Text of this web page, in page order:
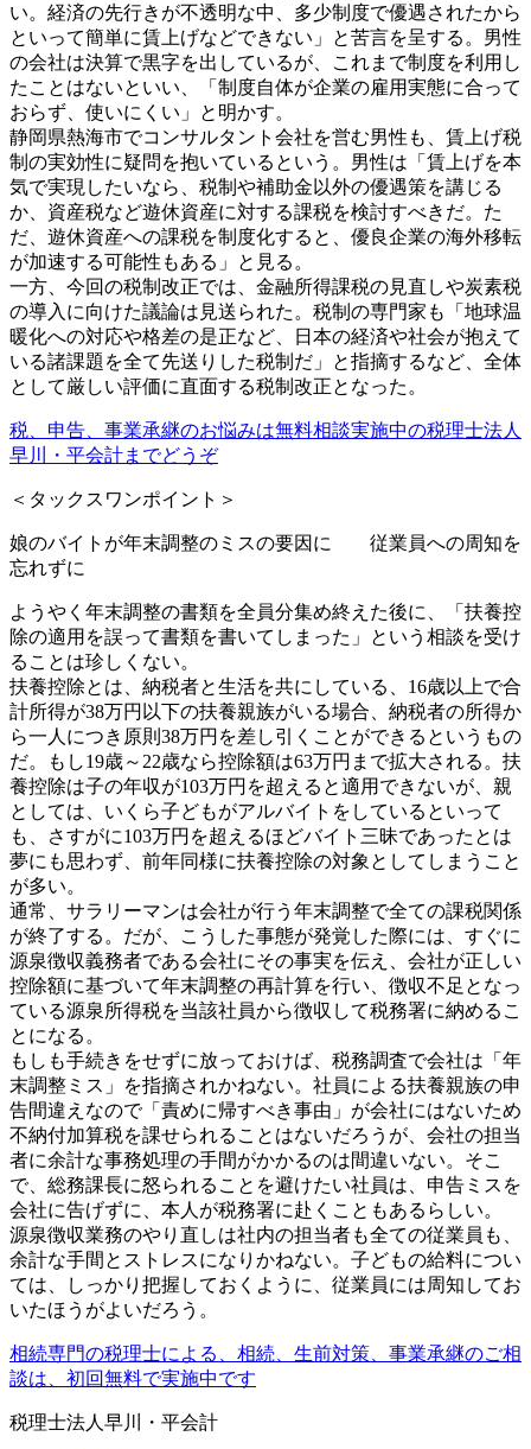
い。経済の先行きが不透明な中、多少制度で優遇されたから
といって簡単に賃上げなどできない」と苦言を呈する。男性
の会社は決算で黒字を出しているが、これまで制度を利用し
たことはないといい、「制度自体が企業の雇用実態に合って
おらず、使いにくい」と明かす。
静岡県熱海市でコンサルタント会社を営む男性も、賃上げ税
制の実効性に疑問を抱いているという。男性は「賃上げを本
気で実現したいなら、税制や補助金以外の優遇策を講じる
か、資産税など遊休資産に対する課税を検討すべきだ。た
だ、遊休資産への課税を制度化すると、優良企業の海外移転
が加速する可能性もある」と見る。
一方、今回の税制改正では、金融所得課税の見直しや炭素税
の導入に向けた議論は見送られた。税制の専門家も「地球温
暖化への対応や格差の是正など、日本の経済や社会が抱えて
いる諸課題を全て先送りした税制だ」と指摘するなど、全体
として厳しい評価に直面する税制改正となった。
税、申告、事業承継のお悩みは無料相談実施中の税理士法人
早川・平会計までどうぞ
＜タックスワンポイント＞
娘のバイトが年末調整のミスの要因に 従業員への周知を
忘れずに
ようやく年末調整の書類を全員分集め終えた後に、「扶養控
除の適用を誤って書類を書いてしまった」という相談を受け
ることは珍しくない。
扶養控除とは、納税者と生活を共にしている、16歳以上で合
計所得が38万円以下の扶養親族がいる場合、納税者の所得か
ら一人につき原則38万円を差し引くことができるというもの
だ。もし19歳～22歳なら控除額は63万円まで拡大される。扶
養控除は子の年収が103万円を超えると適用できないが、親
としては、いくら子どもがアルバイトをしているといって
も、さすがに103万円を超えるほどバイト三昧であったとは
夢にも思わず、前年同様に扶養控除の対象としてしまうこと
が多い。
通常、サラリーマンは会社が行う年末調整で全ての課税関係
が終了する。だが、こうした事態が発覚した際には、すぐに
源泉徴収義務者である会社にその事実を伝え、会社が正しい
控除額に基づいて年末調整の再計算を行い、徴収不足となっ
ている源泉所得税を当該社員から徴収して税務署に納めるこ
とになる。
もしも手続きをせずに放っておけば、税務調査で会社は「年
末調整ミス」を指摘されかねない。社員による扶養親族の申
告間違えなので「責めに帰すべき事由」が会社にはないため
不納付加算税を課せられることはないだろうが、会社の担当
者に余計な事務処理の手間がかかるのは間違いない。そこ
で、総務課長に怒られることを避けたい社員は、申告ミスを
会社に告げずに、本人が税務署に赴くこともあるらしい。
源泉徴収業務のやり直しは社内の担当者も全ての従業員も、
余計な手間とストレスになりかねない。子どもの給料につい
ては、しっかり把握しておくように、従業員には周知してお
いたほうがよいだろう。
相続専門の税理士による、相続、生前対策、事業承継のご相
談は、初回無料で実施中です
税理士法人早川・平会計